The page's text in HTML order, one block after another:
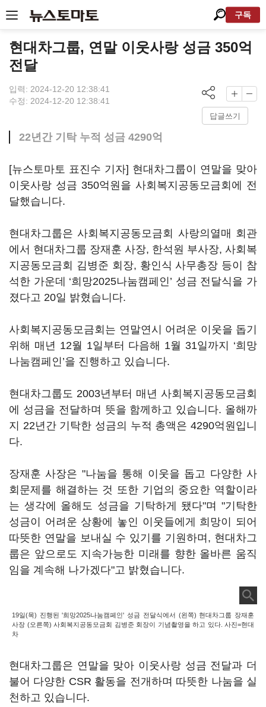
구독
현대차그룹, 연말 이웃사랑 성금 350억
전달
입력: 2024-12-20 12:38:41
수정: 2024-12-20 12:38:41
답글쓰기
22년간 기탁 누적 성금 4290억
[뉴스토마토 표진수 기자] 현대차그룹이 연말을 맞아
이웃사랑 성금 350억원을 사회복지공동모금회에 전
달했습니다.
현대차그룹은 사회복지공동모금회 사랑의열매 회관
에서 현대차그룹 장재훈 사장, 한석원 부사장, 사회복
지공동모금회 김병준 회장, 황인식 사무총장 등이 참
석한 가운데 ‘희망2025나눔캠페인’ 성금 전달식을 가
졌다고 20일 밝혔습니다.
사회복지공동모금회는 연말연시 어려운 이웃을 돕기
위해 매년 12월 1일부터 다음해 1월 31일까지 ‘희망
나눔캠페인’을 진행하고 있습니다.
현대차그룹도 2003년부터 매년 사회복지공동모금회
에 성금을 전달하며 뜻을 함께하고 있습니다. 올해까
지 22년간 기탁한 성금의 누적 총액은 4290억원입니
다.
장재훈 사장은 "나눔을 통해 이웃을 돕고 다양한 사
회문제를 해결하는 것 또한 기업의 중요한 역할이라
는 생각에 올해도 성금을 기탁하게 됐다"며 "기탁한
성금이 어려운 상황에 놓인 이웃들에게 희망이 되어
따뜻한 연말을 보내실 수 있기를 기원하며, 현대차그
룹은 앞으로도 지속가능한 미래를 향한 올바른 움직
임을 계속해 나가겠다"고 밝혔습니다.
19일(목) 진행된 '희망2025나눔캠페인' 성금 전달식에서 (왼쪽) 현대차그룹 장재훈
사장 (오른쪽) 사회복지공동모금회 김병준 회장이 기념촬영을 하고 있다. 사진=현대
차
현대차그룹은 연말을 맞아 이웃사랑 성금 전달과 더
불어 다양한 CSR 활동을 전개하며 따뜻한 나눔을 실
천하고 있습니다.